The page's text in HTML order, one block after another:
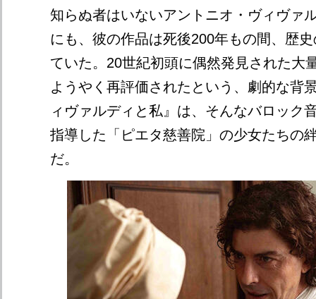
知らぬ者はいないアントニオ・ヴィヴァ
にも、彼の作品は死後200年もの間、歴
ていた。20世紀初頭に偶然発見された大
ようやく再評価されたという、劇的な背
ィヴァルディと私』は、そんなバロック
指導した「ピエタ慈善院」の少女たちの
だ。